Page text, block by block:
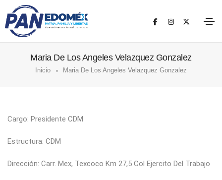
Maria De Los Angeles Velazquez Gonzalez
Inicio Maria De Los Angeles Velazquez Gonzalez
Cargo: Presidente CDM
Estructura: CDM
Dirección: Carr. Mex, Texcoco Km 27,5 Col Ejercito Del Trabajo